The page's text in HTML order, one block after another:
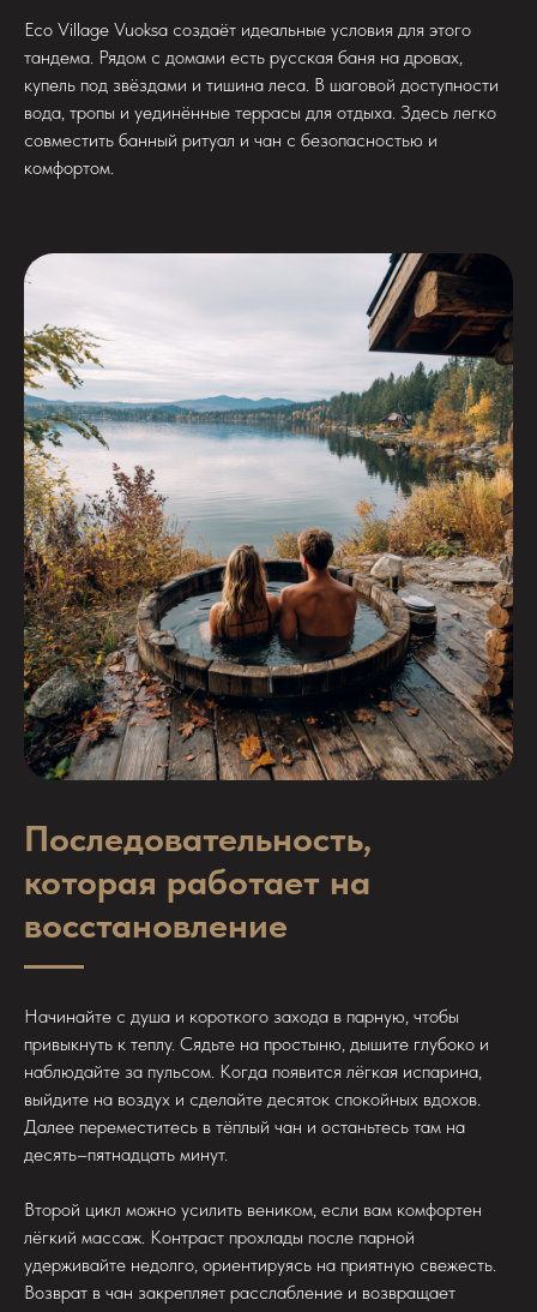
Eco Village Vuoksa создаёт идеальные условия для этого
тандема. Рядом с домами есть русская баня на дровах,
купель под звёздами и тишина леса. В шаговой доступности
вода, тропы и уединённые террасы для отдыха. Здесь легко
совместить банный ритуал и чан с безопасностью и
комфортом.
Последовательность,
которая работает на
восстановление
Начинайте с душа и короткого захода в парную, чтобы
привыкнуть к теплу. Сядьте на простыню, дышите глубоко и
наблюдайте за пульсом. Когда появится лёгкая испарина,
выйдите на воздух и сделайте десяток спокойных вдохов.
Далее переместитесь в тёплый чан и останьтесь там на
десять–пятнадцать минут.
Второй цикл можно усилить веником, если вам комфортен
лёгкий массаж. Контраст прохлады после парной
удерживайте недолго, ориентируясь на приятную свежесть.
Возврат в чан закрепляет расслабление и возвращает